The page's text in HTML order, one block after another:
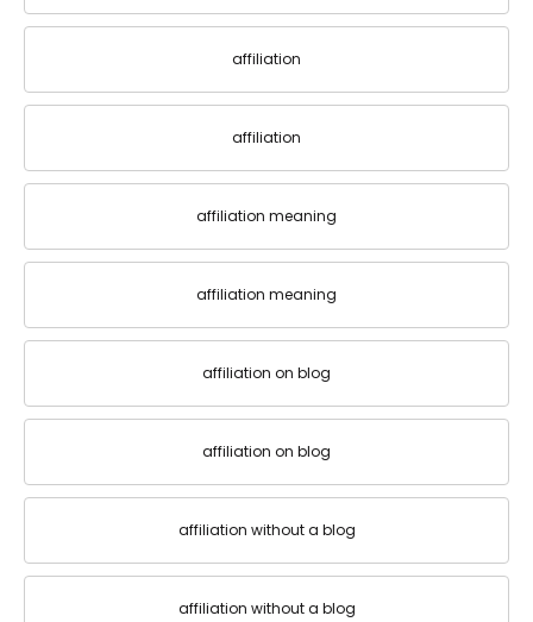
affiliation
affiliation
affiliation meaning
affiliation meaning
affiliation on blog
affiliation on blog
affiliation without a blog
affiliation without a blog